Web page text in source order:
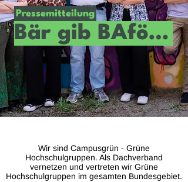
Pressemitteilung
Bär gib BAföG!
Wir sind Campusgrün - Grüne
Hochschulgruppen. Als Dachverband
vernetzen und vertreten wir Grüne
Hochschulgruppen im gesamten Bundesgebiet.